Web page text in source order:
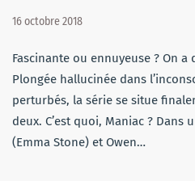
16 octobre 2018
Fascinante ou ennuyeuse ? On a
Plongée hallucinée dans
perturbés, la série se situe
deux. C’est quoi, Maniac ?
(Emma Stone) et Owen…